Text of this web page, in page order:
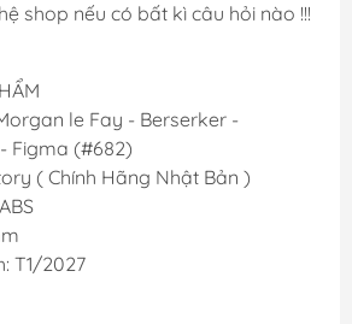
shop nếu có bất kì câu hỏi nào !!!
le Fay - Berserker -
Figma (#682)
( Chính Hãng Nhật Bản )
T1/2027